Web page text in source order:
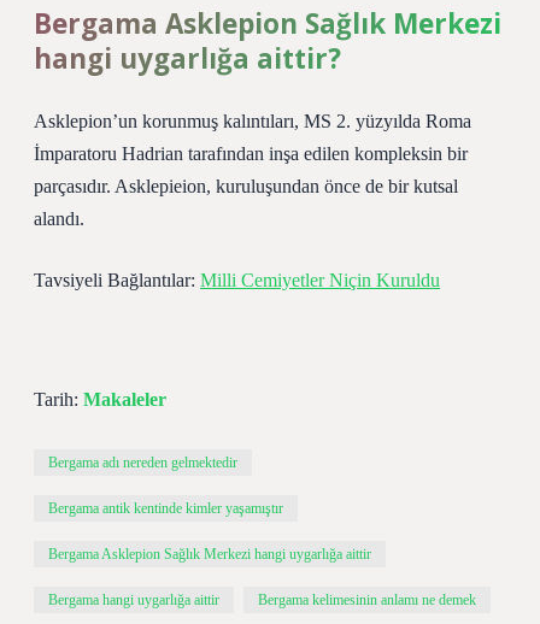
Bergama Asklepion Sağlık Merkezi
hangi uygarlığa aittir?
Asklepion’un korunmuş kalıntıları, MS 2. yüzyılda Roma
İmparatoru Hadrian tarafından inşa edilen kompleksin bir
parçasıdır. Asklepieion, kuruluşundan önce de bir kutsal
alandı.
Tavsiyeli Bağlantılar: Milli Cemiyetler Niçin Kuruldu
Tarih: Makaleler
Bergama adı nereden gelmektedir
Bergama antik kentinde kimler yaşamıştır
Bergama Asklepion Sağlık Merkezi hangi uygarlığa aittir
Bergama hangi uygarlığa aittir Bergama kelimesinin anlamı ne demek